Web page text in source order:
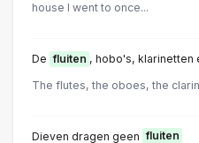
house I went to once...
De fluiten , hobo's, klarinetten
The flutes, the oboes, the
Dieven dragen geen fluiten